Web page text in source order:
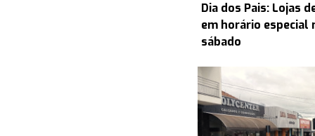
Dia dos Pais: Lojas
em horário
sábado